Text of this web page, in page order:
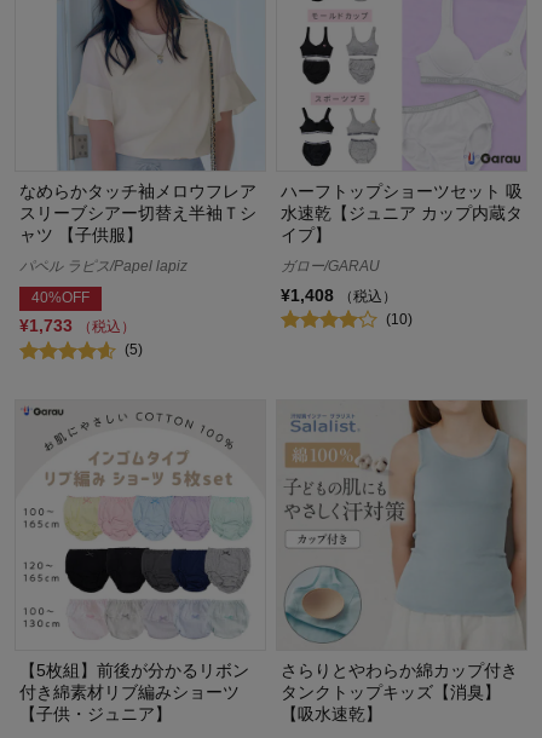
なめらかタッチ袖メロウフレア
スリーブシアー切替え半袖Ｔシ
ャツ 【子供服】
パペル ラピス/Papel lapiz
40%OFF
¥1,733
（税込）
(5)
ハーフトップショーツセット 吸
水速乾【ジュニア カップ内蔵タ
イプ】
ガロー/GARAU
¥1,408
（税込）
(10)
【5枚組】前後が分かるリボン
付き綿素材リブ編みショーツ
【子供・ジュニア】
さらりとやわらか綿カップ付き
タンクトップキッズ【消臭】
【吸水速乾】